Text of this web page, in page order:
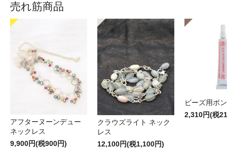
売れ筋商品
アフターヌーンデュー
ネックレス
9,900円(税900円)
クラウズライト ネック
レス
12,100円(税1,100円)
ビーズ用ボ
2,310円(税